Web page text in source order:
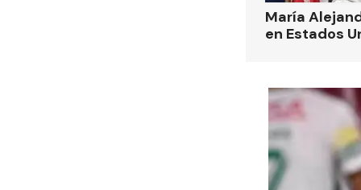
María
en Estados